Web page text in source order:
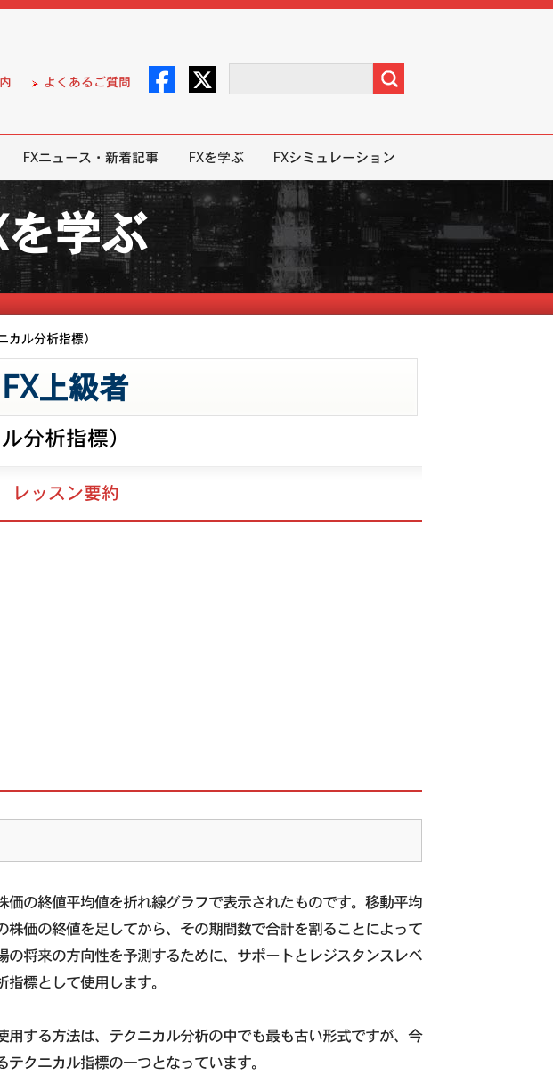
よくあるご質問
FXニュース・新着記事 FXを学ぶ FXシミュレーション
学ぶ
ル分析指標）
FX上級者
分析指標）
レッスン要約
の終値平均値を折れ線グラフで表示されたものです。移動平均
価の終値を足してから、その期間数で合計を割ることによって
将来の方向性を予測するために、サポートとレジスタンスレベ
標として使用します。
用する方法は、テクニカル分析の中でも最も古い形式ですが、今
クニカル指標の一つとなっています。